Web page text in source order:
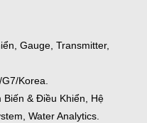
Gauge, Transmitter,
Korea.
& Điều Khiển, Hệ
Water Analytics.